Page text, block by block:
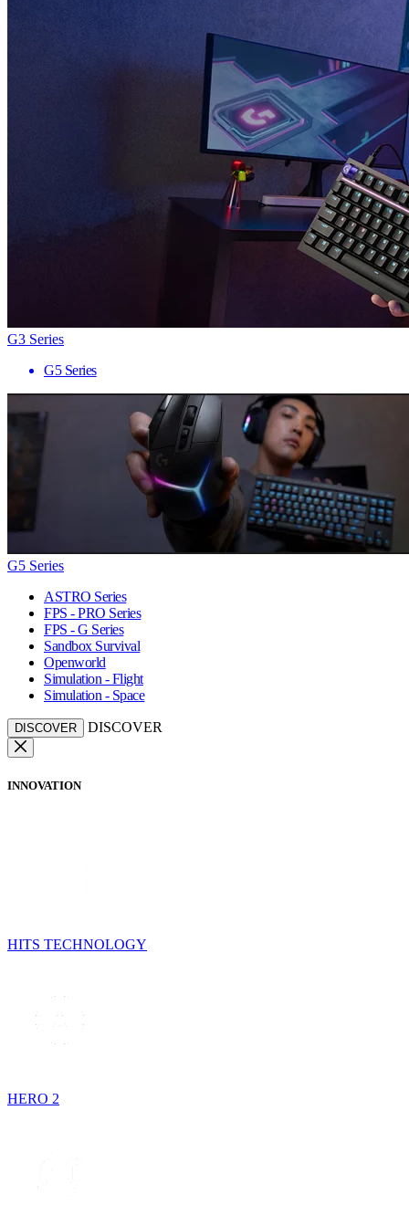
G3 Series
G5 Series
G5 Series
ASTRO Series
FPS - PRO Series
FPS - G Series
Sandbox Survival
Openworld
Simulation - Flight
Simulation - Space
DISCOVER DISCOVER
INNOVATION
HITS TECHNOLOGY
HERO 2